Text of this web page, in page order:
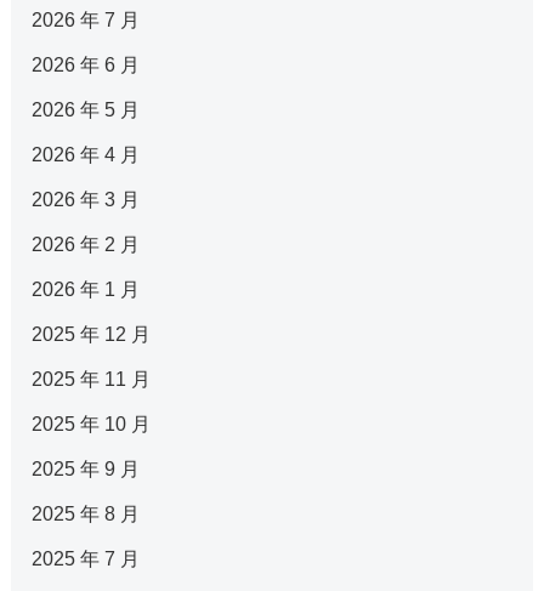
2026 年 7 月
2026 年 6 月
2026 年 5 月
2026 年 4 月
2026 年 3 月
2026 年 2 月
2026 年 1 月
2025 年 12 月
2025 年 11 月
2025 年 10 月
2025 年 9 月
2025 年 8 月
2025 年 7 月